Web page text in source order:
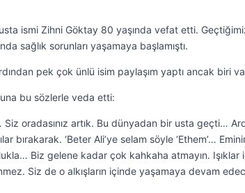
ismi Zihni Göktay 80 yaşında vefat etti.
sağlık sorunları yaşamaya başlamıştı.
pek çok ünlü isim paylaşım yaptı ancak biri
bu sözlerle veda etti:
Siz oradasınız artık. Bu dünyadan bir usta geçti…
bırakarak. ‘Beter Ali’ye selam söyle ‘Ethem’…
Biz gelene kadar çok kahkaha atmayın.
Siz de o alkışların içinde yaşamaya devam